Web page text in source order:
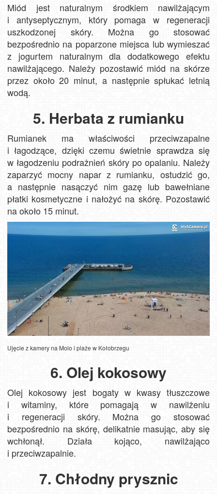
Miód jest naturalnym środkiem nawilżającym
i antyseptycznym, który pomaga w regeneracji
uszkodzonej skóry. Można go stosować
bezpośrednio na poparzone miejsca lub wymieszać
z jogurtem naturalnym dla dodatkowego efektu
nawilżającego. Należy pozostawić miód na skórze
przez około 20 minut, a następnie spłukać letnią
wodą.
5. Herbata z rumianku
Rumianek ma właściwości przeciwzapalne
i łagodzące, dzięki czemu świetnie sprawdza się
w łagodzeniu podrażnień skóry po opalaniu. Należy
zaparzyć mocny napar z rumianku, ostudzić go,
a następnie nasączyć nim gazę lub bawełniane
płatki kosmetyczne i nałożyć na skórę. Pozostawić
na około 15 minut.
Ujęcie z kamery na Molo i plaże w Kołobrzegu
6. Olej kokosowy
Olej kokosowy jest bogaty w kwasy tłuszczowe
i witaminy, które pomagają w nawilżeniu
i regeneracji skóry. Można go stosować
bezpośrednio na skórę, delikatnie masując, aby się
wchłonął. Działa kojąco, nawilżająco
i przeciwzapalnie.
7. Chłodny prysznic